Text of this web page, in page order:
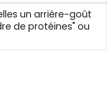
un arrière-goût
de protéines" ou